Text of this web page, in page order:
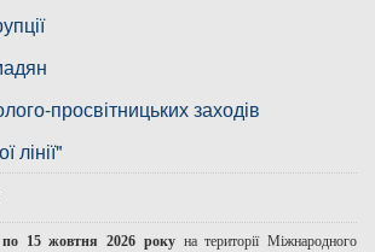
просвітницьких заходів
лінії"
15 жовтня 2026 рокуна території Міжнародного